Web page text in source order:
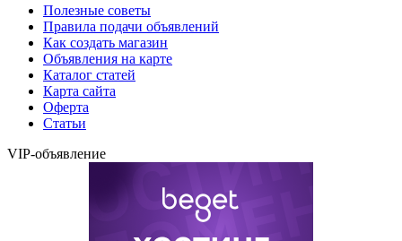
Полезные советы
Правила подачи объявлений
Как создать магазин
Объявления на карте
Каталог статей
Карта сайта
Оферта
Статьи
VIP-объявление